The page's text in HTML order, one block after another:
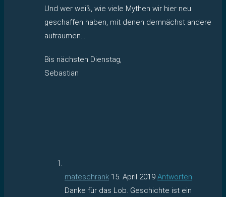
Und wer weiß, wie viele Mythen wir hier neu
geschaffen haben, mit denen demnächst andere
aufräumen…
Bis nächsten Dienstag,
Sebastian
mateschrank 15. April 2019 Antworten
Danke für das Lob. Geschichte ist ein